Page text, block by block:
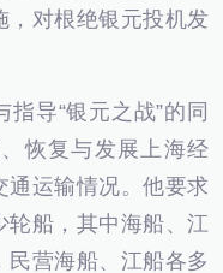
，对根绝银元投机发
导“银元之战”的同
恢复与发展上海经
通运输情况。他要求
轮船，其中海船、江
民营海船、江船各多